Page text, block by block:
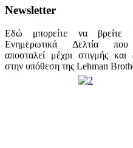
Newsletter
Εδώ μπορείτε να βρείτε
Ενημερωτικά Δελτία
αποσταλεί μέχρι στιγμής και
στην υπόθεση της Lehman